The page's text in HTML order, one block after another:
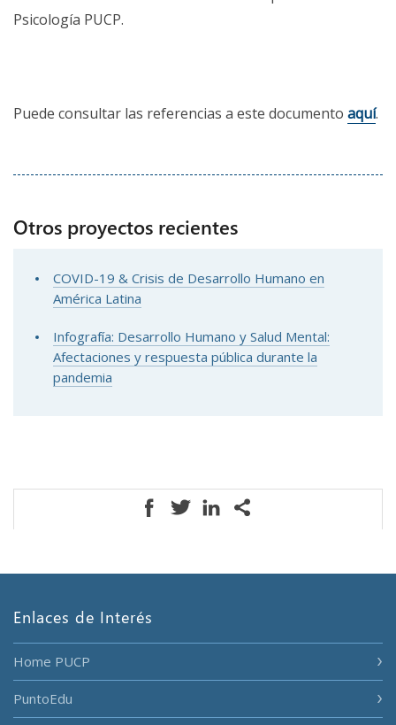
Psicología PUCP.
Puede consultar las referencias a este documento aquí.
Otros proyectos recientes
COVID-19 & Crisis de Desarrollo Humano en
América Latina
Infografía: Desarrollo Humano y Salud Mental:
Afectaciones y respuesta pública durante la
pandemia
Enlaces de Interés
Home PUCP
PuntoEdu